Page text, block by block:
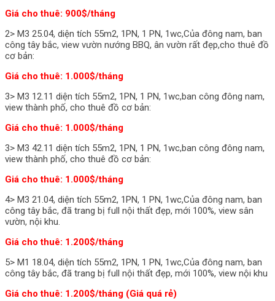
Giá cho thuê: 900$/tháng
2> M3 25.04, diện tích 55m2, 1PN, 1 PN, 1wc,Của đông nam, ban
công tây bắc, view vườn nướng BBQ, ân vườn rất đẹp,cho thuê đồ
cơ bản:
Giá cho thuê: 1.000$/tháng
3> M3 12.11 diện tích 55m2, 1PN, 1 PN, 1wc,ban công đông nam,
view thành phố, cho thuê đồ cơ bản:
Giá cho thuê: 1.000$/tháng
3> M3 42.11 diện tích 55m2, 1PN, 1 PN, 1wc,ban công đông nam,
view thành phố, cho thuê đồ cơ bản:
Giá cho thuê: 1.000$/tháng
4> M3 21.04, diện tích 55m2, 1PN, 1 PN, 1wc,Của đông nam, ban
công tây bắc, đã trang bị full nội thất đẹp, mới 100%, view sân
vườn, nội khu.
Giá cho thuê: 1.200$/tháng
5> M1 18.04, diện tích 55m2, 1PN, 1 PN, 1wc,Của đông nam, ban
công tây bắc, đã trang bị full nội thất đẹp, mới 100%, view nội khu
Giá cho thuê: 1.200$/tháng (Giá quá rẻ)